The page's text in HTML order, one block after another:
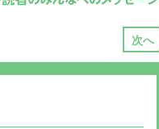
次へ